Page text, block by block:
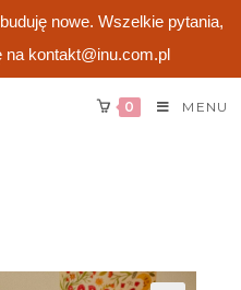
nowe. Wszelkie pytania,
na kontakt@inu.com.pl
0 MENU